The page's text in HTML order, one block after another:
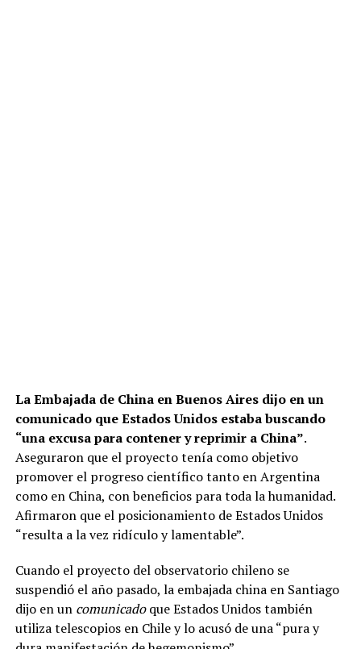
La Embajada de China en Buenos Aires dijo en un
comunicado que Estados Unidos estaba buscando
“una excusa para contener y reprimir a China”.
Aseguraron que el proyecto tenía como objetivo
promover el progreso científico tanto en Argentina
como en China, con beneficios para toda la humanidad.
Afirmaron que el posicionamiento de Estados Unidos
“resulta a la vez ridículo y lamentable”.
Cuando el proyecto del observatorio chileno se
suspendió el año pasado, la embajada china en Santiago
dijo en un comunicadoque Estados Unidos también
utiliza telescopios en Chile y lo acusó de una “pura y